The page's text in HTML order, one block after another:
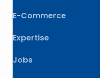
E-Commerce
Expertise
Jobs